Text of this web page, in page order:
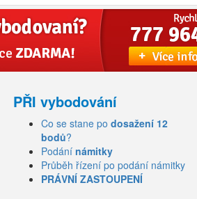
PŘI vybodování
Co se stane po dosažení 12
bodů?
Podání námitky
Průběh řízení po podání námitky
PRÁVNÍ ZASTOUPENÍ